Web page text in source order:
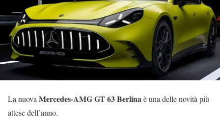
La nuovaMercedes-AMG GT 63 Berlinaè una delle novità più
attese dell’anno.